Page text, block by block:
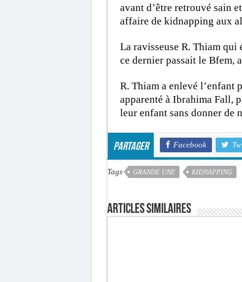
avant d’être retrouvé sain
affaire de kidnapping aux
La ravisseuse R. Thiam qui
ce dernier passait le Bfem,
R. Thiam a enlevé l’enfant
apparenté à Ibrahima Fall,
leur enfant sans donner de
Partager Facebook
Tags GRANDE UNE KIDNAPPING
Articles similaires